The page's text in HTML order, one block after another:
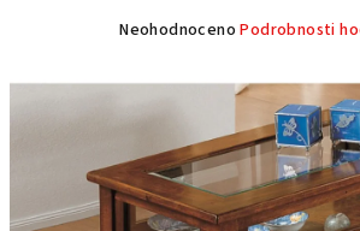
Průměrné
produktu
0,0
5
hvězdiček.
Neohodnoceno Podrobnosti